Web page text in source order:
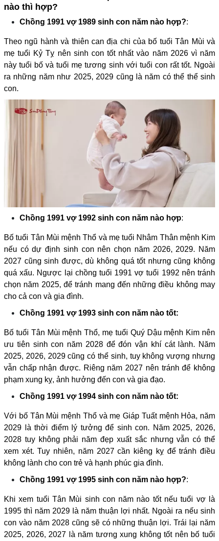
nào thì hợp?
Chồng 1991 vợ 1989 sinh con năm nào hợp?:
Theo ngũ hành và thiên can địa chi của bố tuổi Tân Mùi và
mẹ tuổi Kỷ Tỵ nên sinh con tốt nhất vào năm 2026 vì năm
này tuổi bố và tuổi mẹ tương sinh với tuổi con rất tốt. Ngoài
ra những năm như 2025, 2029 cũng là năm có thể thể sinh
con.
Chồng 1991 vợ 1992 sinh con năm nào hợp:
Bố tuổi Tân Mùi mệnh Thổ và mẹ tuổi Nhâm Thân mệnh Kim
nếu có dự định sinh con nên chọn năm 2026, 2029. Năm
2027 cũng sinh được, dù không quá tốt nhưng cũng không
quá xấu. Ngược lại chồng tuổi 1991 vợ tuổi 1992 nên tránh
chọn năm 2025, để tránh mang đến những điều không may
cho cả con và gia đình.
Chồng 1991 vợ 1993 sinh con năm nào tốt:
Bố tuổi Tân Mùi mệnh Thổ, mẹ tuổi Quý Dậu mệnh Kim nên
ưu tiên sinh con năm 2028 để đón vận khí cát lành. Năm
2025, 2026, 2029 cũng có thể sinh, tuy không vượng nhưng
vẫn chấp nhận được. Riêng năm 2027 nên tránh để không
phạm xung kỵ, ảnh hưởng đến con và gia đạo.
Chồng 1991 vợ 1994 sinh con năm nào tốt:
Với bố Tân Mùi mệnh Thổ và mẹ Giáp Tuất mệnh Hỏa, năm
2029 là thời điểm lý tưởng để sinh con. Năm 2025, 2026,
2028 tuy không phải năm đẹp xuất sắc nhưng vẫn có thể
xem xét. Tuy nhiên, năm 2027 cần kiêng kỵ để tránh điều
không lành cho con trẻ và hạnh phúc gia đình.
Chồng 1991 vợ 1995 sinh con năm nào hợp?:
Khi xem tuổi Tân Mùi sinh con năm nào tốt nếu tuổi vợ là
1995 thì năm 2029 là năm thuận lợi nhất. Ngoài ra nếu sinh
con vào năm 2028 cũng sẽ có những thuận lợi. Trái lại năm
2025, 2026, 2027 là năm tương xung không tốt nên bố tuổi